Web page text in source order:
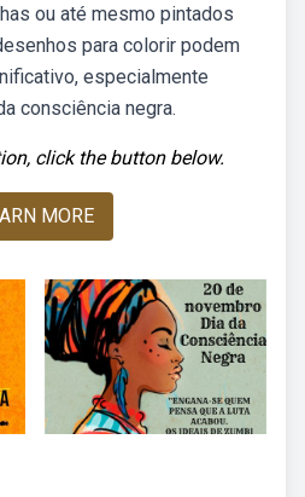
ou até mesmo pintados
para colorir podem
especialmente
consciência negra.
click the button below.
MORE